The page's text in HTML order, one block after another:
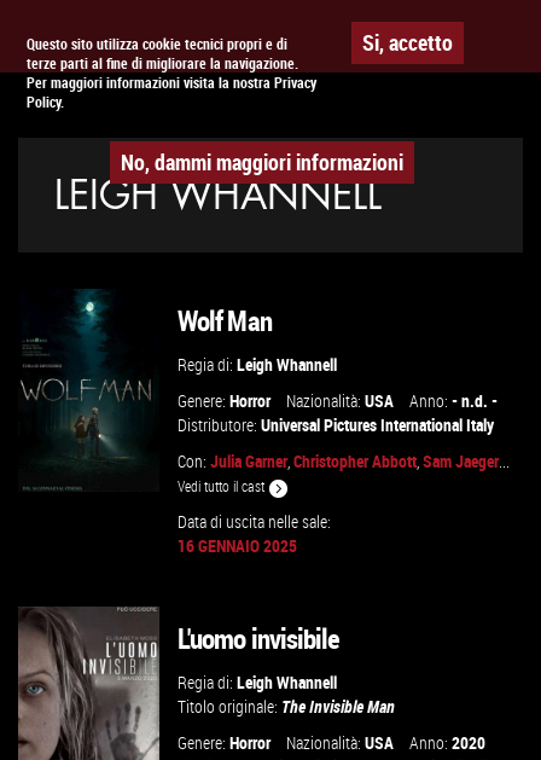
Questo sito utilizza cookie tecnici propri e di
terze parti al fine di migliorare la navigazione.
Per maggiori informazioni visita la nostra Privacy
Policy.
Si, accetto
No, dammi maggiori informazioni
APPUNTAMENTO AL CINEMA
LEIGH WHANNELL
VAI ALLA SCHEDA
Wolf Man
Regia di:Leigh Whannell
Genere:Horror Nazionalità:USA Anno:- n.d. -
Distributore:Universal Pictures International Italy
Con:Julia Garner,Christopher Abbott,Sam Jaeger...
Vedi tutto il cast
Data di uscita nelle sale:
16 GENNAIO 2025
L'uomo invisibile
Regia di:Leigh Whannell
Titolo originale: The Invisible Man
Genere:Horror Nazionalità:USA Anno:2020